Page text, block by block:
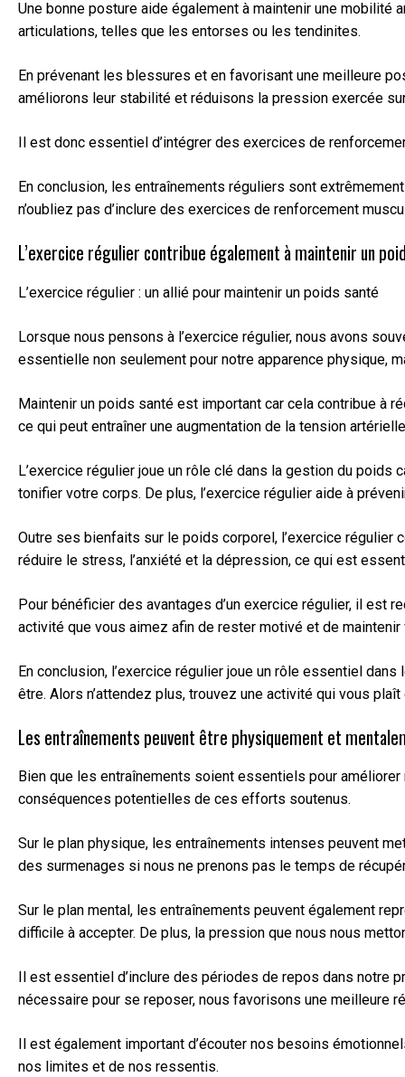
Une bonne posture aide également à maintenir une
articulations, telles que les entorses ou les tendinites.
En prévenant les blessures et en favorisant une meilleure
améliorons leur stabilité et réduisons la pression exercée
Il est donc essentiel d’intégrer des exercices de
En conclusion, les entraînements réguliers sont
n’oubliez pas d’inclure des exercices de renforcement
L’exercice régulier contribue également à maintenir un
L’exercice régulier : un allié pour maintenir un poids santé
Lorsque nous pensons à l’exercice régulier, nous avons
essentielle non seulement pour notre apparence physique,
Maintenir un poids santé est important car cela contribue à
ce qui peut entraîner une augmentation de la tension
L’exercice régulier joue un rôle clé dans la gestion du
tonifier votre corps. De plus, l’exercice régulier aide à
Outre ses bienfaits sur le poids corporel, l’exercice régulier
réduire le stress, l’anxiété et la dépression, ce qui est
Pour bénéficier des avantages d’un exercice régulier, il est
activité que vous aimez afin de rester motivé et de
En conclusion, l’exercice régulier joue un rôle essentiel
être. Alors n’attendez plus, trouvez une activité qui vous
Les entraînements peuvent être physiquement et
Bien que les entraînements soient essentiels pour
conséquences potentielles de ces efforts soutenus.
Sur le plan physique, les entraînements intenses peuvent
des surmenages si nous ne prenons pas le temps de
Sur le plan mental, les entraînements peuvent également
difficile à accepter. De plus, la pression que nous nous
Il est essentiel d’inclure des périodes de repos dans notre
nécessaire pour se reposer, nous favorisons une meilleure
Il est également important d’écouter nos besoins
nos limites et de nos ressentis.